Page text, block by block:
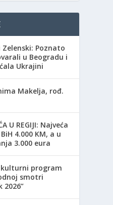
Zelenski: Poznato
u Beogradu i
Ukrajini
Makelja, rođ.
U REGIJI: Najveća
4.000 KM, a u
3.000 eura
kulturni program
smotri
2026”